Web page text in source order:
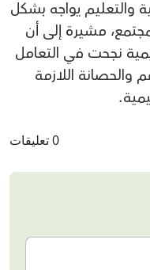
والتعليم يواجه بشكل
مشيرة إلى أن
نجحت في التعامل
والحصانة اللازمة
0 تعليقات